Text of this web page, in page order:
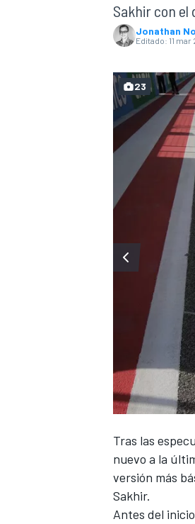
WEC
Sakhir con el
Jonathan
Editado: 11
23
Tras las
nuevo a la
versión más
Sakhir.
Antes del